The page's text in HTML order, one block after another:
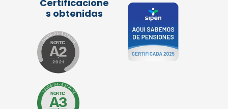
Certificacione
s obtenidas